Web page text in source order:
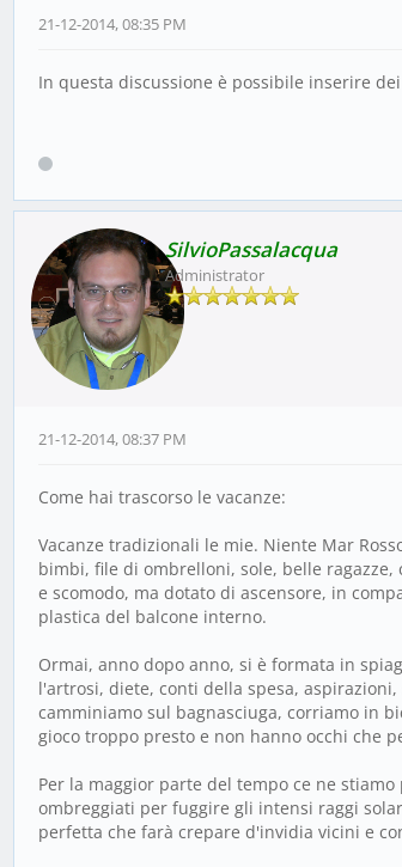
21-12-2014, 08:35 PM
In questa discussione è possibile inserire
SilvioPassalacqua
Administrator
21-12-2014, 08:37 PM
Come hai trascorso le vacanze:
Vacanze tradizionali le mie. Niente Mar
bimbi, file di ombrelloni, sole, belle
e scomodo, ma dotato di ascensore, in
plastica del balcone interno.
Ormai, anno dopo anno, si è formata in
l'artrosi, diete, conti della spesa,
camminiamo sul bagnasciuga, corriamo in
gioco troppo presto e non hanno occhi che
Per la maggior parte del tempo ce ne
ombreggiati per fuggire gli intensi raggi
perfetta che farà crepare d'invidia vicini e